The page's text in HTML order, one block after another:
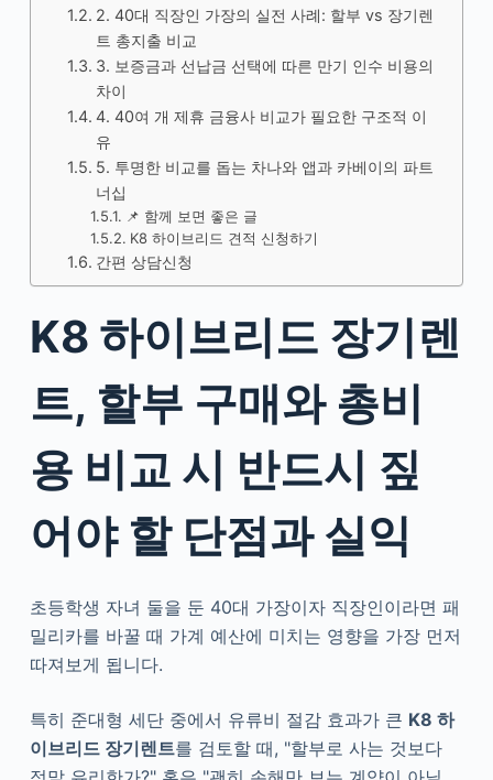
2. 40대 직장인 가장의 실전 사례: 할부 vs 장기렌
트 총지출 비교
3. 보증금과 선납금 선택에 따른 만기 인수 비용의
차이
4. 40여 개 제휴 금융사 비교가 필요한 구조적 이
유
5. 투명한 비교를 돕는 차나와 앱과 카베이의 파트
너십
📌 함께 보면 좋은 글
K8 하이브리드 견적 신청하기
간편 상담신청
K8 하이브리드 장기렌
트, 할부 구매와 총비
용 비교 시 반드시 짚
어야 할 단점과 실익
초등학생 자녀 둘을 둔 40대 가장이자 직장인이라면 패
밀리카를 바꿀 때 가계 예산에 미치는 영향을 가장 먼저
따져보게 됩니다.
특히 준대형 세단 중에서 유류비 절감 효과가 큰 K8 하
이브리드 장기렌트를 검토할 때, "할부로 사는 것보다